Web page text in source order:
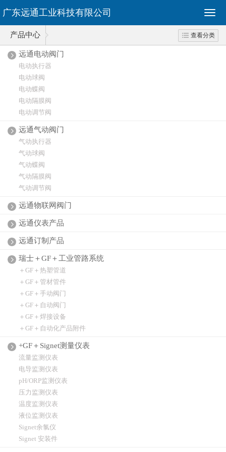
广东远通工业科技有限公司
产品中心 查看分类
远通电动阀门
电动执行器
电动球阀
电动蝶阀
电动隔膜阀
电动调节阀
远通气动阀门
气动执行器
气动球阀
气动蝶阀
气动隔膜阀
气动调节阀
远通物联网阀门
远通仪表产品
远通订制产品
瑞士＋GF＋工业管路系统
＋GF＋热塑管道
＋GF＋管材管件
＋GF＋手动阀门
＋GF＋自动阀门
＋GF＋焊接设备
＋GF＋自动化产品附件
+GF＋Signet测量仪表
流量监测仪表
电导监测仪表
pH/ORP监测仪表
压力监测仪表
温度监测仪表
液位监测仪表
Signet余氯仪
Signet 安装件